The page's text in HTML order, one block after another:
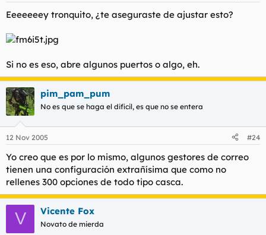
Eeeeeeey tronquito, ¿te aseguraste de ajustar esto?
Si no es eso, abre algunos puertos o algo, eh.
pim_pam_pum
No es que se haga el dificil, es que no se entera
12 Nov 2005 #24
Yo creo que es por lo mismo, algunos gestores de correo
tienen una configuración extrañísima que como no
rellenes 300 opciones de todo tipo casca.
V Vicente Fox
Novato de mierda